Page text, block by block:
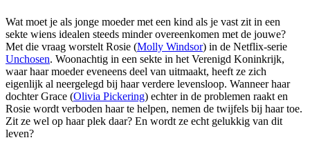
Wat moet je als jonge moeder met een kind als je vast zit in een
sekte wiens idealen steeds minder overeenkomen met de jouwe?
Met die vraag worstelt Rosie (Molly Windsor) in de Netflix-serie
Unchosen. Woonachtig in een sekte in het Verenigd Koninkrijk,
waar haar moeder eveneens deel van uitmaakt, heeft ze zich
eigenlijk al neergelegd bij haar verdere levensloop. Wanneer haar
dochter Grace (Olivia Pickering) echter in de problemen raakt en
Rosie wordt verboden haar te helpen, nemen de twijfels bij haar toe.
Zit ze wel op haar plek daar? En wordt ze echt gelukkig van dit
leven?